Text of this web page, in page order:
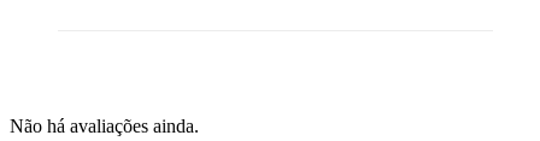
Não há avaliações ainda.